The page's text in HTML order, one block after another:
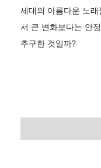
세대의 아름다운 노
서 큰 변화보다는 안
추구한 것일까?